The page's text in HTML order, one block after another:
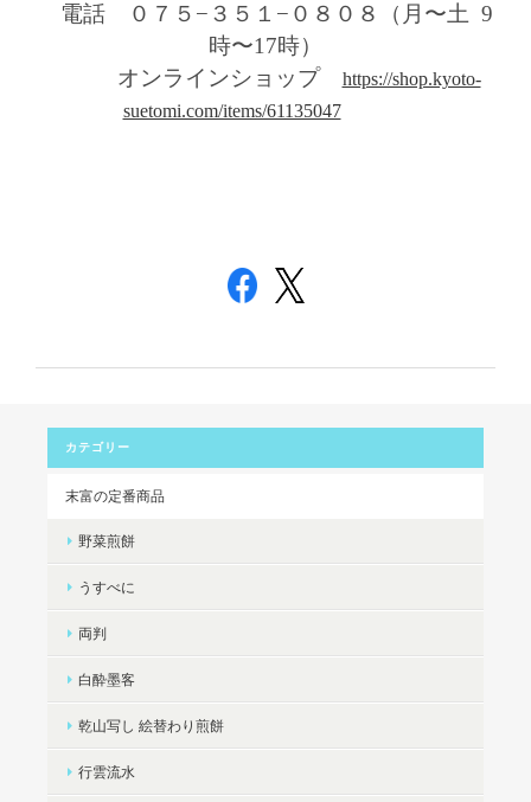
電話 ０７５−３５１−０８０８（月〜土 9
時〜17時）
オンラインショップ
https://shop.kyoto-
suetomi.com/items/61135047
カテゴリー
末富の定番商品
野菜煎餅
うすべに
両判
白酔墨客
乾山写し 絵替わり煎餅
行雲流水